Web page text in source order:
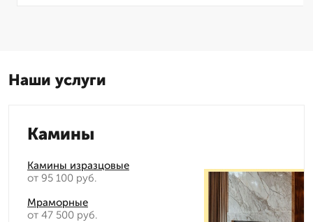
Наши услуги
Камины
Камины изразцовые
от 95 100 руб.
Мраморные
от 47 500 руб.